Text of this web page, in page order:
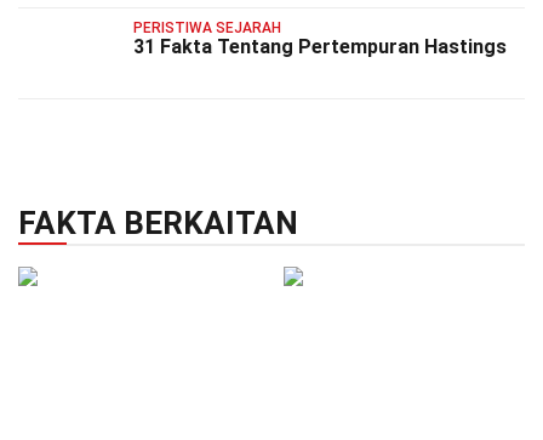
PERISTIWA SEJARAH
31 Fakta Tentang Pertempuran Hastings
FAKTA BERKAITAN